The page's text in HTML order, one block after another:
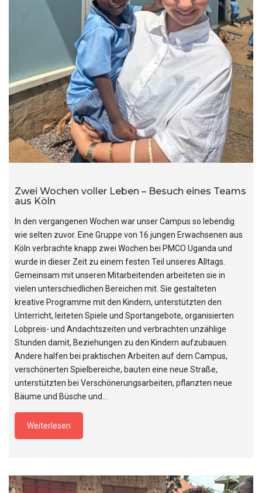
Zwei Wochen voller Leben – Besuch eines Teams
aus Köln
In den vergangenen Wochen war unser Campus so lebendig
wie selten zuvor. Eine Gruppe von 16 jungen Erwachsenen aus
Köln verbrachte knapp zwei Wochen bei PMCO Uganda und
wurde in dieser Zeit zu einem festen Teil unseres Alltags.
Gemeinsam mit unseren Mitarbeitenden arbeiteten sie in
vielen unterschiedlichen Bereichen mit. Sie gestalteten
kreative Programme mit den Kindern, unterstützten den
Unterricht, leiteten Spiele und Sportangebote, organisierten
Lobpreis- und Andachtszeiten und verbrachten unzählige
Stunden damit, Beziehungen zu den Kindern aufzubauen.
Andere halfen bei praktischen Arbeiten auf dem Campus,
verschönerten Spielbereiche, bauten eine neue Straße,
unterstützten bei Verschönerungsarbeiten, pflanzten neue
Bäume und Büsche und…
Weiterlesen